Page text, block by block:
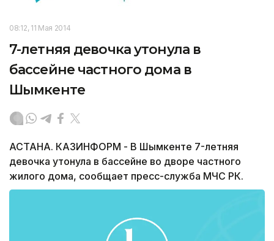
08:12, 11 Мая 2014
7-летняя девочка утонула в
бассейне частного дома в
Шымкенте
АСТАНА. КАЗИНФОРМ - В Шымкенте 7-летняя
девочка утонула в бассейне во дворе частного
жилого дома, сообщает пресс-служба МЧС РК.